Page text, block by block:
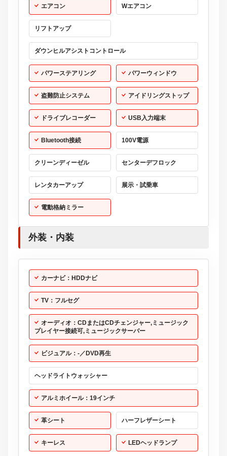
エアコン Wエアコン
リフトアップ
ダウンヒルアシストコントロール
パワーステアリング パワーウィンドウ
盗難防止システム アイドリングストップ
ドライブレコーダー USB入力端末
Bluetooth接続 100V電源
クリーンディーゼル センターデフロック
レンタカーアップ 展示・試乗車
電動格納ミラー
外装・内装
カーナビ：HDDナビ
TV：フルセグ
オーディオ：CDまたはCDチェンジャー,ミュージック
プレイヤー接続可,ミュージックサーバー
ビジュアル：-／DVD再生
ヘッドライトウォッシャー
アルミホイール：19インチ
革シート ハーフレザーシート
キーレス LEDヘッドランプ